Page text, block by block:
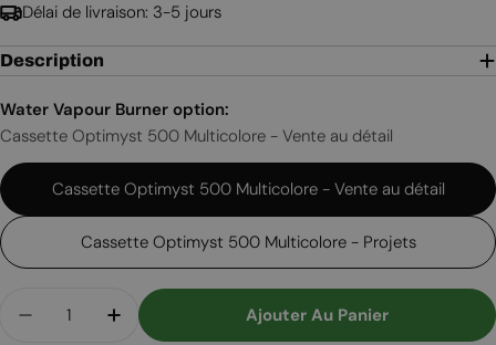
Délai de livraison: 3-5 jours
Description
Water Vapour Burner option:
Cassette Optimyst 500 Multicolore - Vente au détail
Cassette Optimyst 500 Multicolore - Vente au détail
Cassette Optimyst 500 Multicolore - Projets
Diminuer La Quantité Pour Foco Myst Three 800
Augmenter La Quantité Pour Foco
Ajouter Au Panier